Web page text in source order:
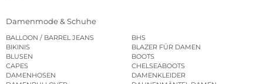
Damenmode & Schuhe
BALLOON / BARREL JEANS
BHS
BIKINIS
BLAZER FÜR DAMEN
BLUSEN
BOOTS
CAPES
CHELSEABOOTS
DAMENHOSEN
DAMENKLEIDER